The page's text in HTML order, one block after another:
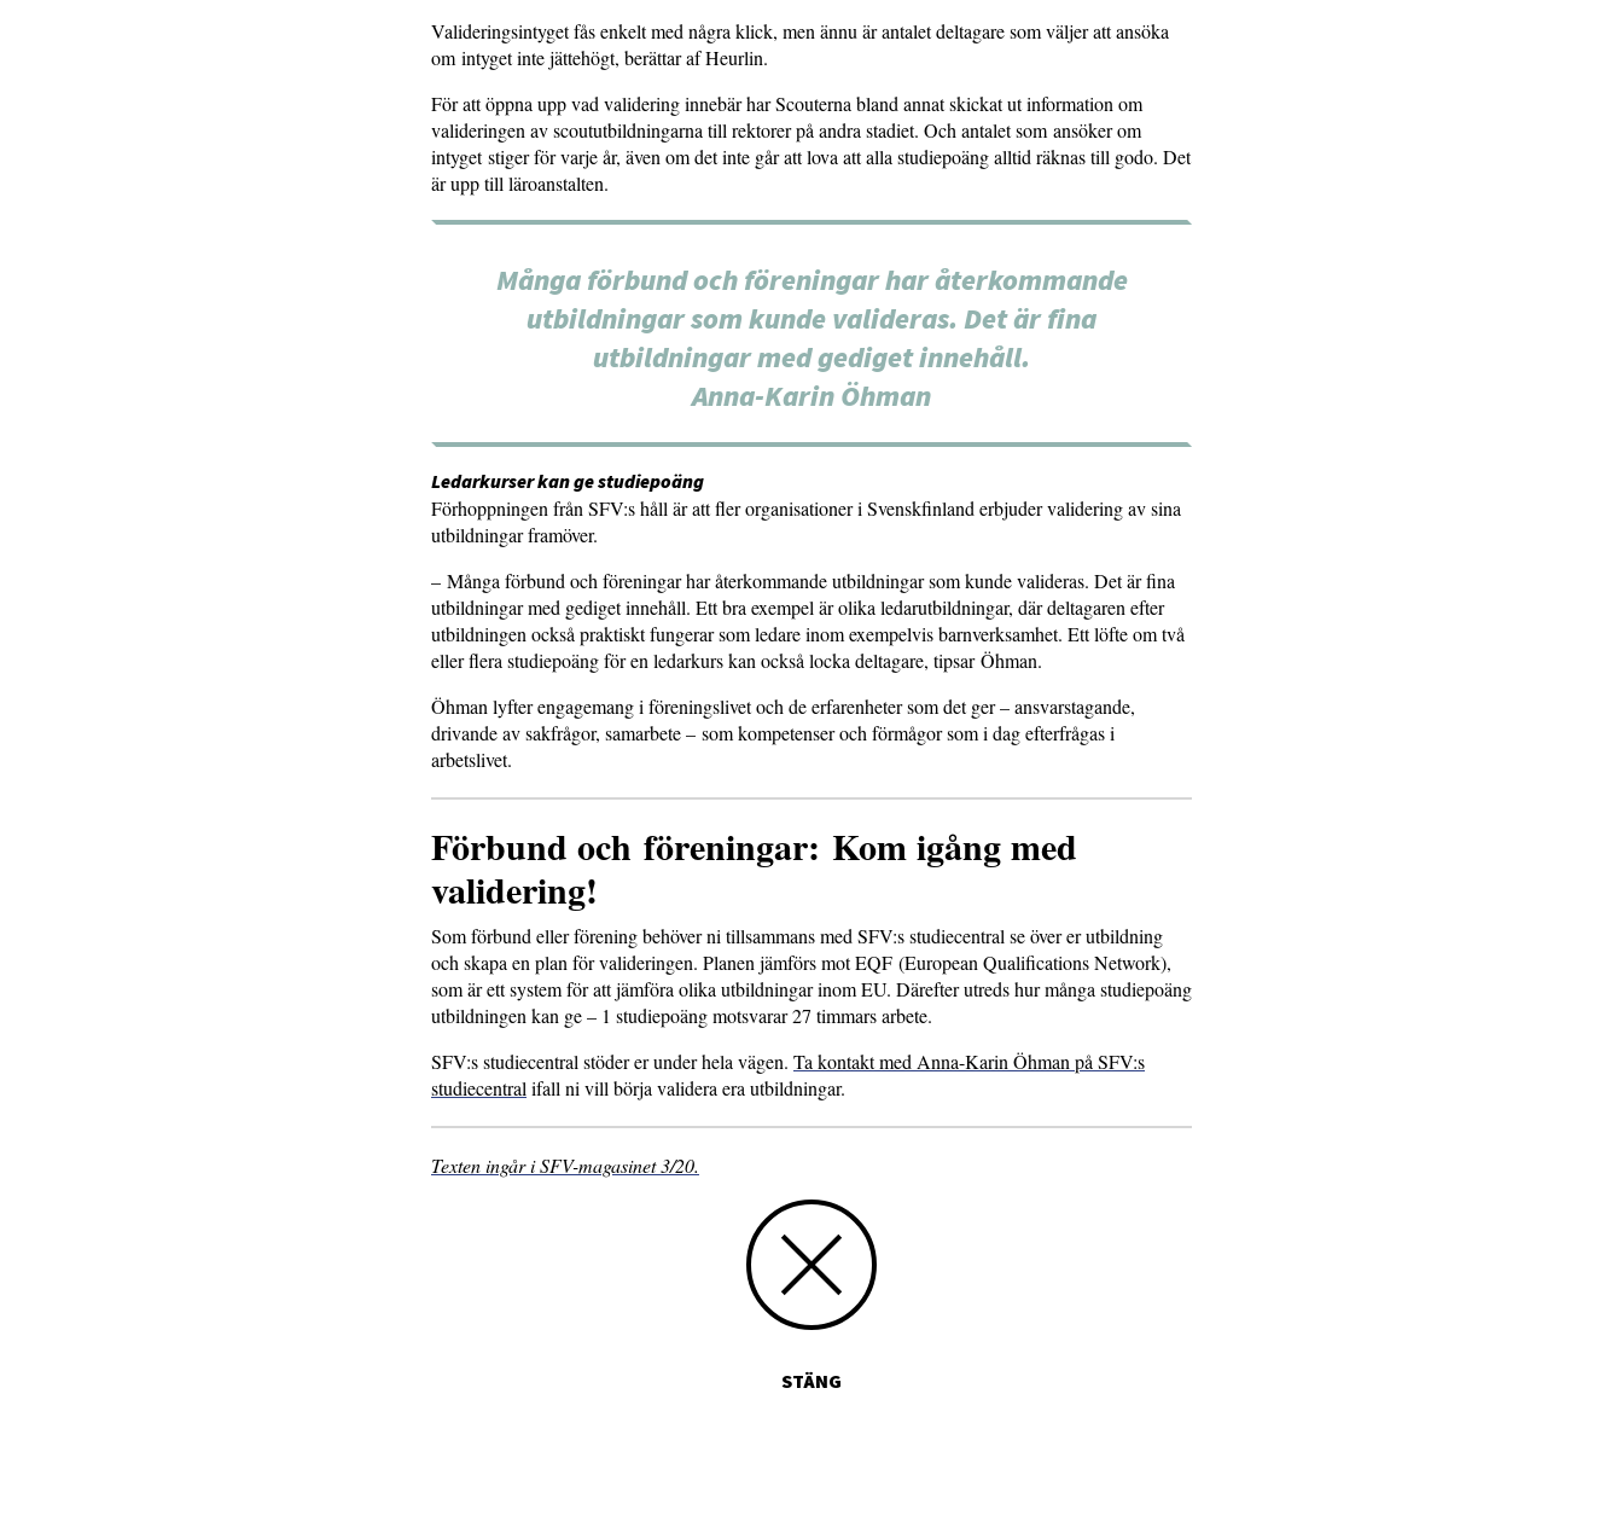
Valideringsintyget fås enkelt med några klick, men ännu är antalet deltagare som väljer att ansöka
om intyget inte jättehögt, berättar af Heurlin.
För att öppna upp vad validering innebär har Scouterna bland annat skickat ut information om
valideringen av scoututbildningarna till rektorer på andra stadiet. Och antalet som ansöker om
intyget stiger för varje år, även om det inte går att lova att alla studiepoäng alltid räknas till godo. Det
är upp till läroanstalten.
Många förbund och föreningar har återkommande
utbildningar som kunde valideras. Det är fina
utbildningar med gediget innehåll.
Anna-Karin Öhman
Ledarkurser kan ge studiepoäng
Förhoppningen från SFV:s håll är att fler organisationer i Svenskfinland erbjuder validering av sina
utbildningar framöver.
– Många förbund och föreningar har återkommande utbildningar som kunde valideras. Det är fina
utbildningar med gediget innehåll. Ett bra exempel är olika ledarutbildningar, där deltagaren efter
utbildningen också praktiskt fungerar som ledare inom exempelvis barnverksamhet. Ett löfte om två
eller flera studiepoäng för en ledarkurs kan också locka deltagare, tipsar Öhman.
Öhman lyfter engagemang i föreningslivet och de erfarenheter som det ger – ansvarstagande,
drivande av sakfrågor, samarbete – som kompetenser och förmågor som i dag efterfrågas i
arbetslivet.
Förbund och föreningar: Kom igång med
validering!
Som förbund eller förening behöver ni tillsammans med SFV:s studiecentral se över er utbildning
och skapa en plan för valideringen. Planen jämförs mot EQF (European Qualifications Network),
som är ett system för att jämföra olika utbildningar inom EU. Därefter utreds hur många studiepoäng
utbildningen kan ge – 1 studiepoäng motsvarar 27 timmars arbete.
SFV:s studiecentral stöder er under hela vägen. Ta kontakt med Anna-Karin Öhman på SFV:s
studiecentralifall ni vill börja validera era utbildningar.
Texten ingår i SFV-magasinet 3/20.
STÄNG